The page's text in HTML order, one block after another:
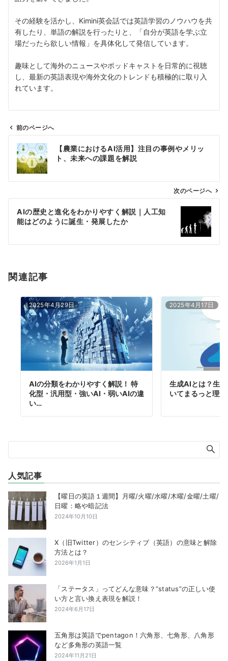
その経験を活かし、Kimini英会話では英語学習のノウハウを共
有したり、単語の解説を行ったりと、「自分が英語を学ぶ立
場だったら欲しい情報」を具体化して発信しています。
趣味として海外のニュースやポッドキャストを日常的に視聴
し、最新の英語表現や海外文化のトレンドも積極的に取り入
れています。
ビ
ン
前のページへ
【農業におけるAI活用】注目の事例やメリッ
ト、未来への課題を解説
次のページへ
AIの歴史と進化をわかりやすく解説｜人工知
能はどのように誕生・発展したか
関連記事
2025年4月29日
AIの分類をわかりやすく解説！ 特
化型・汎用型・強いAI・弱いAIの違
い…
2025年4月17日
生成AIとは？生
いてまるっと理解
人気記事
【曜日の英語１週間】月曜/火曜/水曜/木曜/金曜/土曜/
日曜：略や暗記法
2024年10月10日
X（旧Twitter）のセンシティブ（英語）の意味と解除
方法とは？
2026年1月1日
「ステータス」ってどんな意味？”status”の正しい使
い方と言い換え表現を解説！
2024年6月17日
五角形は英語でpentagon！六角形、七角形、八角形
など多角形の英語一覧
2024年11月21日